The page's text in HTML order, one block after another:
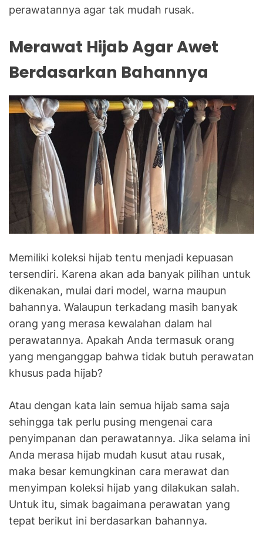
perawatannya agar tak mudah rusak.
Merawat Hijab Agar Awet
Berdasarkan Bahannya
Memiliki koleksi hijab tentu menjadi kepuasan
tersendiri. Karena akan ada banyak pilihan untuk
dikenakan, mulai dari model, warna maupun
bahannya. Walaupun terkadang masih banyak
orang yang merasa kewalahan dalam hal
perawatannya. Apakah Anda termasuk orang
yang menganggap bahwa tidak butuh perawatan
khusus pada hijab?
Atau dengan kata lain semua hijab sama saja
sehingga tak perlu pusing mengenai cara
penyimpanan dan perawatannya. Jika selama ini
Anda merasa hijab mudah kusut atau rusak,
maka besar kemungkinan cara merawat dan
menyimpan koleksi hijab yang dilakukan salah.
Untuk itu, simak bagaimana perawatan yang
tepat berikut ini berdasarkan bahannya.